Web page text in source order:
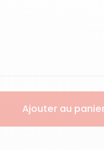
Ajouter au